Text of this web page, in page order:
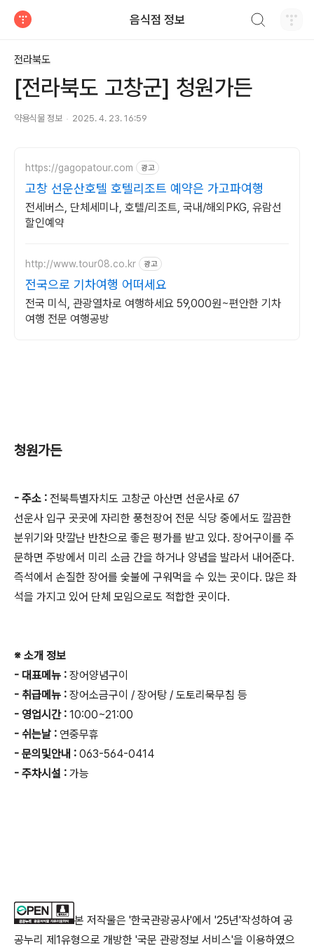
음식점 정보
전라북도
[전라북도 고창군] 청원가든
약용식물 정보 2025. 4. 23. 16:59
https://gagopatour.com 광고
고창 선운산호텔 호텔리조트 예약은 가고파여행
전세버스, 단체세미나, 호텔/리조트, 국내/해외PKG, 유람선
할인예약
http://www.tour08.co.kr 광고
전국으로 기차여행 어떠세요
전국 미식, 관광열차로 여행하세요 59,000원~편안한 기차
여행 전문 여행공방
청원가든
- 주소 : 전북특별자치도 고창군 아산면 선운사로 67
선운사 입구 곳곳에 자리한 풍천장어 전문 식당 중에서도 깔끔한
분위기와 맛깔난 반찬으로 좋은 평가를 받고 있다. 장어구이를 주
문하면 주방에서 미리 소금 간을 하거나 양념을 발라서 내어준다.
즉석에서 손질한 장어를 숯불에 구워먹을 수 있는 곳이다. 많은 좌
석을 가지고 있어 단체 모임으로도 적합한 곳이다.
※ 소개 정보
- 대표메뉴 : 장어양념구이
- 취급메뉴 : 장어소금구이 / 장어탕 / 도토리묵무침 등
- 영업시간 : 10:00~21:00
- 쉬는날 : 연중무휴
- 문의및안내 : 063-564-0414
- 주차시설 : 가능
본 저작물은 '한국관광공사'에서 '25년'작성하여 공
공누리 제1유형으로 개방한 '국문 관광정보 서비스'을 이용하였으